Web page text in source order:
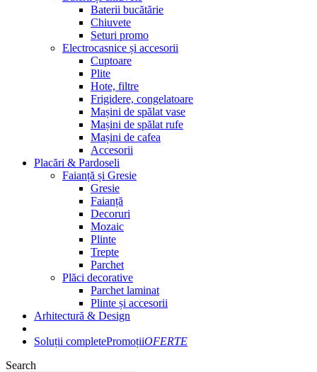
Baterii bucătărie
Chiuvete
Seturi promo
Electrocasnice și accesorii
Cuptoare
Plite
Hote, filtre
Frigidere, congelatoare
Mașini de spălat vase
Mașini de spălat rufe
Mașini de cafea
Accesorii
Placări & Pardoseli
Faianță și Gresie
Gresie
Faianță
Decoruri
Mozaic
Plinte
Trepte
Parchet
Plăci decorative
Parchet laminat
Plinte și accesorii
Arhitectură & Design
Soluții completePromoțiiOFERTE
Search